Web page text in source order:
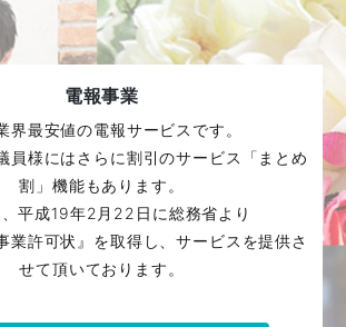
電報事業
界最安値の電報サービスです。
員様にはさらに割引のサービス「まとめ
割」機能もあります。
平成19年2月22日に総務省より
業許可状』を取得し、サービスを提供さ
せて頂いております。